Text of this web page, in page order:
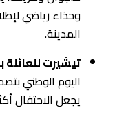
وحذاء رياضي
المدينة.
تيشيرت للعائلة
اليوم الوطني
يجعل الاحتفال